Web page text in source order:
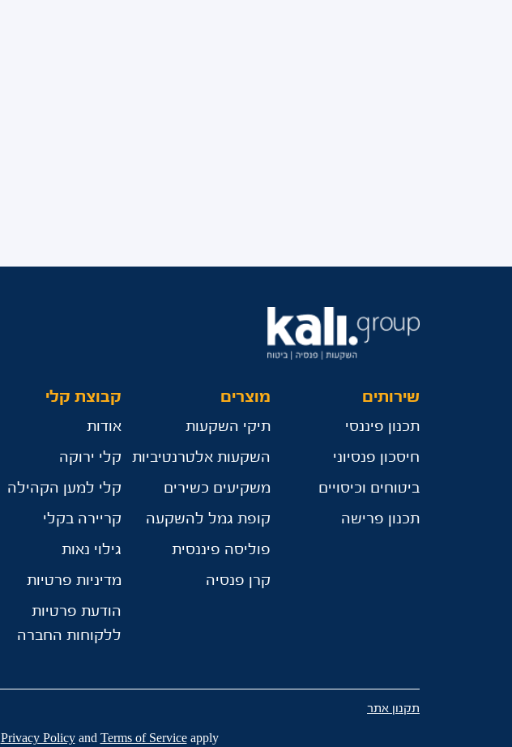
שירותים
תכנון פיננסי
חיסכון פנסיוני
ביטוחים וכיסויים
תכנון פרישה
מוצרים
תיקי השקעות
השקעות אלטרנטיביות
משקיעים כשירים
קופת גמל להשקעה
פוליסה פיננסית
קרן פנסיה
קבוצת קלי
אודות
קלי ירוקה
קלי למען הקהילה
קריירה בקלי
גילוי נאות
מדיניות פרטיות
הודעת פרטיות
ללקוחות החברה
תקנון אתר
Privacy Policyand Terms of Serviceapply.